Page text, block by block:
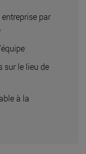
par
sur le lieu de
à la